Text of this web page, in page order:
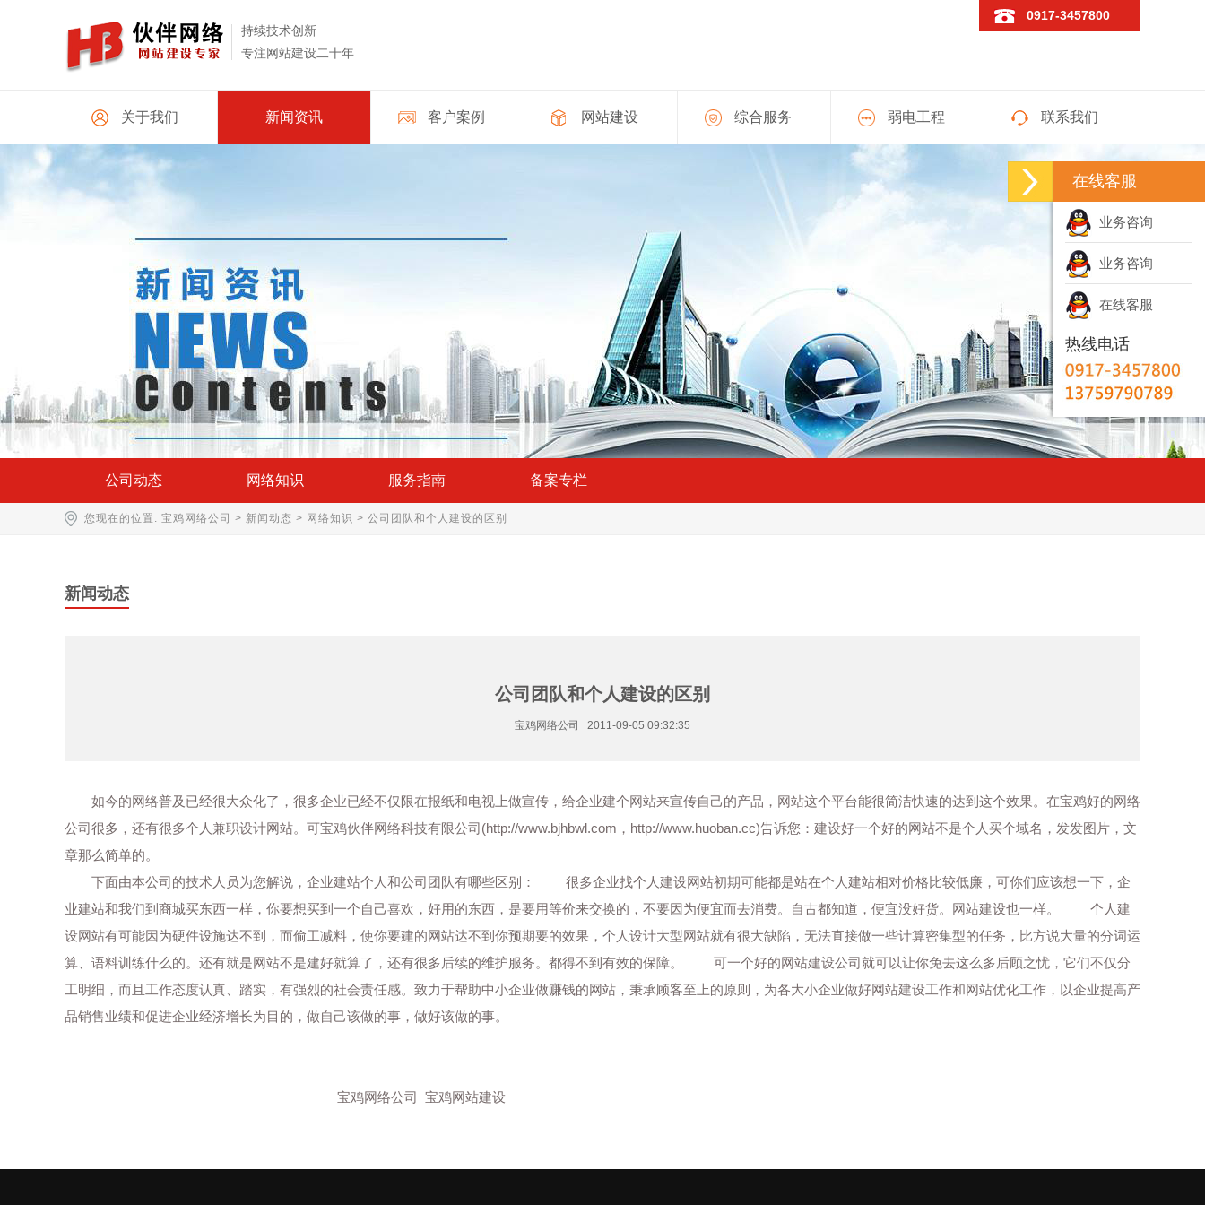
持续技术创新
专注网站建设二十年
0917-3457800
在线客服
业务咨询
业务咨询
在线客服
热线电话
关于我们 新闻资讯 客户案例 网站建设 综合服务 弱电工程 联系我们
公司动态 网络知识 服务指南 备案专栏
您现在的位置: 宝鸡网络公司 > 新闻动态 > 网络知识 > 公司团队和个人建设的区别
新闻动态
公司团队和个人建设的区别
宝鸡网络公司 2011-09-05 09:32:35
如今的网络普及已经很大众化了，很多企业已经不仅限在报纸和电视上做宣传，给企业建个网站来宣传自己的产品，网站这个平台能很简洁快速的达到这个效果。在宝鸡好的网络
公司很多，还有很多个人兼职设计网站。可宝鸡伙伴网络科技有限公司(http://www.bjhbwl.com ， http://www.huoban.cc)告诉您：建设好一个好的网站不是个人买个域名，发发图片，文
章那么简单的。
下面由本公司的技术人员为您解说，企业建站个人和公司团队有哪些区别： 很多企业找个人建设网站初期可能都是站在个人建站相对价格比较低廉，可你们应该想一下，企
业建站和我们到商城买东西一样，你要想买到一个自己喜欢，好用的东西，是要用等价来交换的，不要因为便宜而去消费。自古都知道，便宜没好货。网站建设也一样。 个人建
设网站有可能因为硬件设施达不到，而偷工减料，使你要建的网站达不到你预期要的效果，个人设计大型网站就有很大缺陷，无法直接做一些计算密集型的任务，比方说大量的分词运
算、语料训练什么的。还有就是网站不是建好就算了，还有很多后续的维护服务。都得不到有效的保障。 可一个好的网站建设公司就可以让你免去这么多后顾之忧，它们不仅分
工明细，而且工作态度认真、踏实，有强烈的社会责任感。致力于帮助中小企业做赚钱的网站，秉承顾客至上的原则，为各大小企业做好网站建设工作和网站优化工作，以企业提高产
品销售业绩和促进企业经济增长为目的，做自己该做的事，做好该做的事。
宝鸡网络公司 宝鸡网站建设